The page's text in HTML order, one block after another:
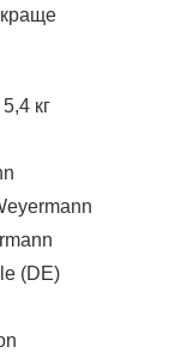
кг
(DE)